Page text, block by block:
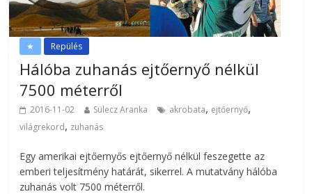
★ Repülés
Hálóba zuhanás ejtőernyő nélkül
7500 méterről
2016-11-02 Sülecz Aranka akrobata, ejtőernyő,
világrekord, zuhanás
Egy amerikai ejtőernyős ejtőernyő nélkül feszegette az
emberi teljesítmény határát, sikerrel. A mutatvány hálóba
zuhanás volt 7500 méterről.